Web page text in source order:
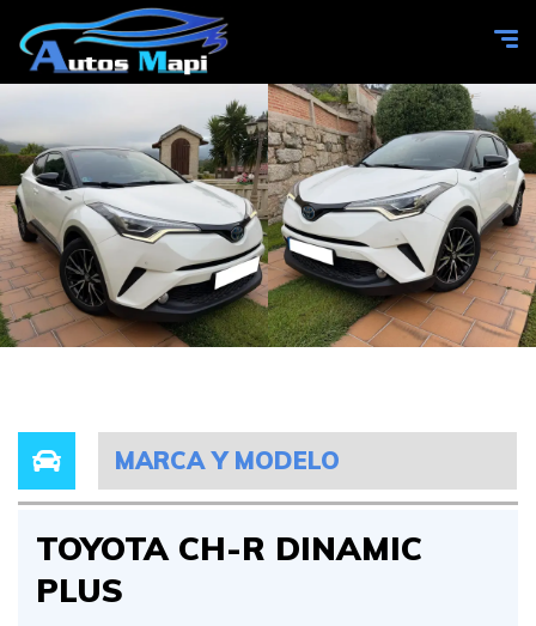
MARCA Y MODELO
TOYOTA CH-R DINAMIC
PLUS